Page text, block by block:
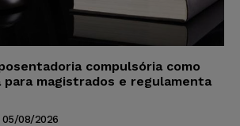
compulsória como
para magistrados e regulamenta
05/08/2026